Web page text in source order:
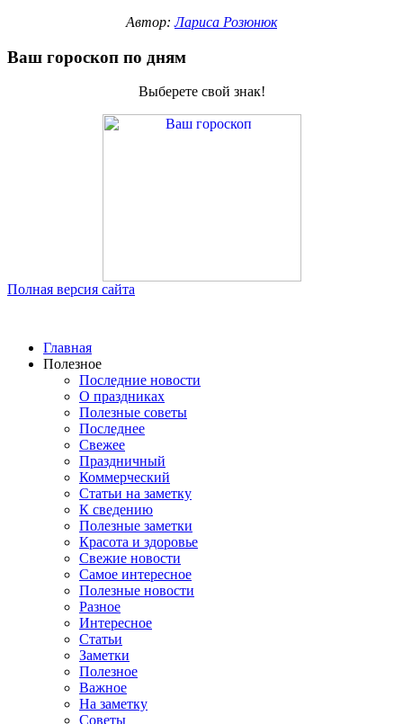
Автор:Лариса Розюнюк
Ваш гороскоп по дням
Выберете свой знак!
Полная версия сайта
Главная
Полезное
Последние новости
О праздниках
Полезные советы
Последнее
Свежее
Праздничный
Коммерческий
Статьи на заметку
К сведению
Полезные заметки
Красота и здоровье
Свежие новости
Самое интересное
Полезные новости
Разное
Интересное
Статьи
Заметки
Полезное
Важное
На заметку
Советы